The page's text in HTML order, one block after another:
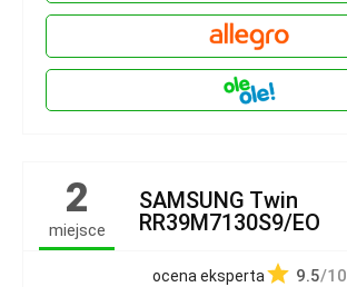
2
miejsce
SAMSUNG Twin
RR39M7130S9/EO
ocena eksperta 9.5/10